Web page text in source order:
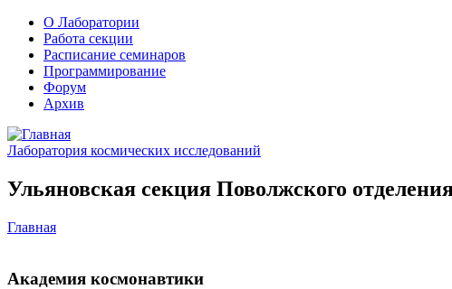
О Лаборатории
Работа секции
Расписание семинаров
Программирование
Форум
Архив
Лаборатория космических исследований
Ульяновская секция Поволжского
Главная
Академия космонавтики